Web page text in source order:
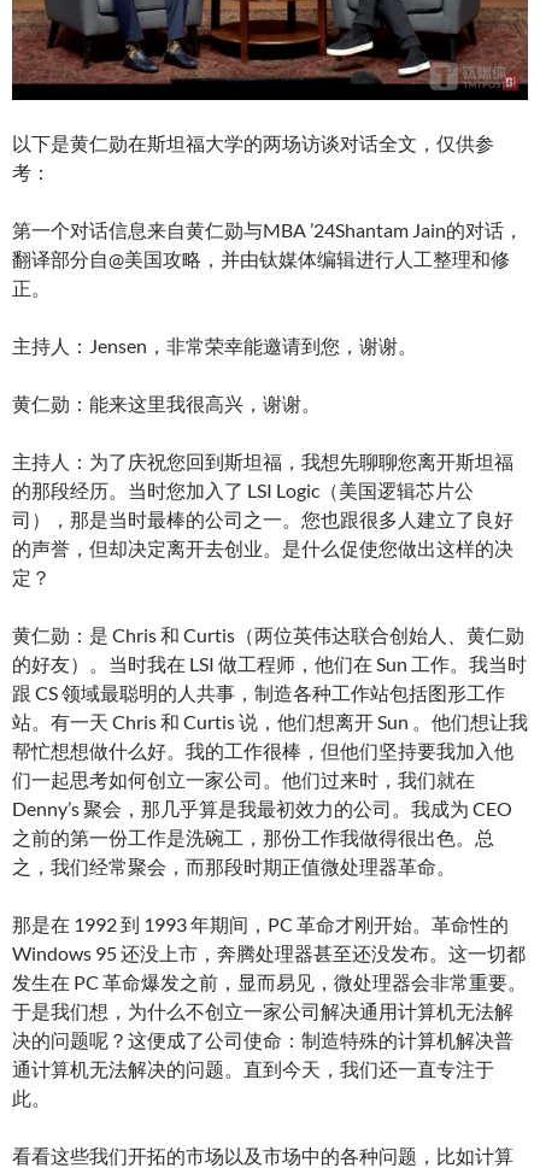
以下是黄仁勋在斯坦福大学的两场访谈对话全文，仅供参
考：
第一个对话信息来自黄仁勋与MBA ’24Shantam Jain的对话，
翻译部分自@美国攻略，并由钛媒体编辑进行人工整理和修
正。
主持人：Jensen，非常荣幸能邀请到您，谢谢。
黄仁勋：能来这里我很高兴，谢谢。
主持人：为了庆祝您回到斯坦福，我想先聊聊您离开斯坦福
的那段经历。当时您加入了 LSI Logic（美国逻辑芯片公
司），那是当时最棒的公司之一。您也跟很多人建立了良好
的声誉，但却决定离开去创业。是什么促使您做出这样的决
定？
黄仁勋：是 Chris 和 Curtis（两位英伟达联合创始人、黄仁勋
的好友）。当时我在 LSI 做工程师，他们在 Sun 工作。我当时
跟 CS 领域最聪明的人共事，制造各种工作站包括图形工作
站。有一天 Chris 和 Curtis 说，他们想离开 Sun 。他们想让我
帮忙想想做什么好。我的工作很棒，但他们坚持要我加入他
们一起思考如何创立一家公司。他们过来时，我们就在
Denny’s 聚会，那几乎算是我最初效力的公司。我成为 CEO
之前的第一份工作是洗碗工，那份工作我做得很出色。总
之，我们经常聚会，而那段时期正值微处理器革命。
那是在 1992 到 1993 年期间，PC 革命才刚开始。革命性的
Windows 95 还没上市，奔腾处理器甚至还没发布。这一切都
发生在 PC 革命爆发之前，显而易见，微处理器会非常重要。
于是我们想，为什么不创立一家公司解决通用计算机无法解
决的问题呢？这便成了公司使命：制造特殊的计算机解决普
通计算机无法解决的问题。直到今天，我们还一直专注于
此。
看看这些我们开拓的市场以及市场中的各种问题，比如计算